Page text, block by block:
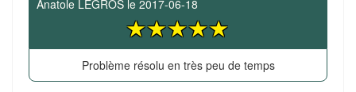
Anatole LEGROS le 2017-06-18
Problème résolu en très peu de temps